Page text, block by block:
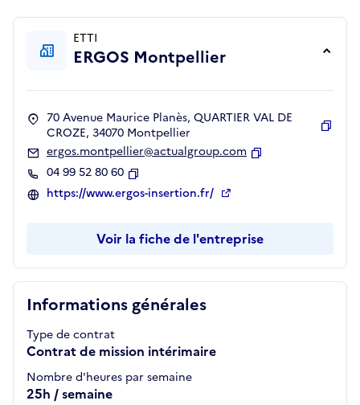
Informations générales
Type de contrat
Contrat de mission intérimaire
Nombre d'heures par semaine
25h / semaine
ETTI
ERGOS Montpellier
70 Avenue Maurice Planès, QUARTIER VAL DE
CROZE, 34070 Montpellier
ergos.montpellier@actualgroup.com
04 99 52 80 60
Copier
https://www.ergos-insertion.fr/
Voir la fiche de l'entreprise